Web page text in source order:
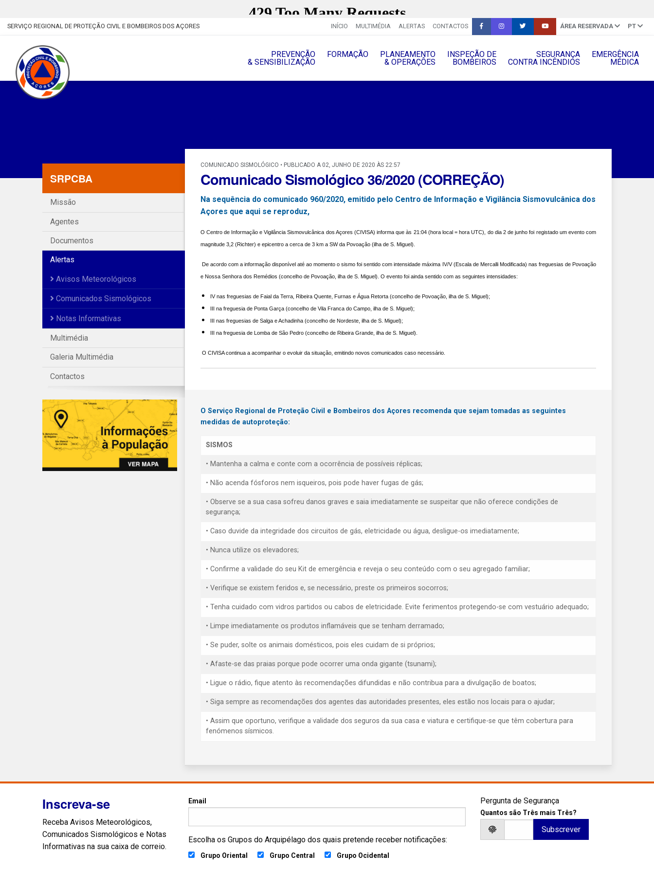
SERVIÇO REGIONAL DE PROTEÇÃO CIVIL E BOMBEIROS DOS AÇORES INÍCIO MULTIMÉDIA ALERTAS CONTACTOS ÁREA RESERVADA PT
PREVENÇÃO
& SENSIBILIZAÇÃO
FORMAÇÃO
PLANEAMENTO
& OPERAÇÔES
INSPEÇÃO DE
BOMBEIROS
SEGURANÇA
CONTRA INCÊNDIOS
EMERGÊNCIA
MÉDICA
SRPCBA
Missão
Agentes
Documentos
Alertas
Avisos Meteorológicos
Comunicados Sismológicos
Notas Informativas
Multimédia
Galeria Multimédia
Contactos
COMUNICADO SISMOLÓGICO • PUBLICADO A 02, JUNHO DE 2020 ÀS 22:57
Comunicado Sismológico 36/2020 (CORREÇÃO)
Na sequência do comunicado 960/2020, emitido pelo Centro de Informação e Vigilância Sismovulcânica dos
Açores que aqui se reproduz,
O Centro de Informação e Vigilância Sismovulcânica dos Açores (CIVISA) informa que às 21:04 (hora local = hora UTC), do dia 2 de junho foi registado um evento com
magnitude 3,2 (Richter) e epicentro a cerca de 3 km a SW da Povoação (ilha de S. Miguel).
De acordo com a informação disponível até ao momento o sismo foi sentido com intensidade máxima IV/V (Escala de Mercalli Modificada) nas freguesias de Povoação
e Nossa Senhora dos Remédios (concelho de Povoação, ilha de S. Miguel). O evento foi ainda sentido com as seguintes intensidades:
IV nas freguesias de Faial da Terra, Ribeira Quente, Furnas e Água Retorta (concelho de Povoação, ilha de S. Miguel);
III na freguesia de Ponta Garça (concelho de Vila Franca do Campo, ilha de S. Miguel);
III nas freguesias de Salga e Achadinha (concelho de Nordeste, ilha de S. Miguel);
III na freguesia de Lomba de São Pedro (concelho de Ribeira Grande, ilha de S. Miguel).
O CIVISA continua a acompanhar o evoluir da situação, emitindo novos comunicados caso necessário.
O Serviço Regional de Proteção Civil e Bombeiros dos Açores recomenda que sejam tomadas as seguintes
medidas de autoproteção:
SISMOS
• Mantenha a calma e conte com a ocorrência de possíveis réplicas;
• Não acenda fósforos nem isqueiros, pois pode haver fugas de gás;
• Observe se a sua casa sofreu danos graves e saia imediatamente se suspeitar que não oferece condições de
segurança;
• Caso duvide da integridade dos circuitos de gás, eletricidade ou água, desligue-os imediatamente;
• Nunca utilize os elevadores;
• Confirme a validade do seu Kit de emergência e reveja o seu conteúdo com o seu agregado familiar;
• Verifique se existem feridos e, se necessário, preste os primeiros socorros;
• Tenha cuidado com vidros partidos ou cabos de eletricidade. Evite ferimentos protegendo-se com vestuário adequado;
• Limpe imediatamente os produtos inflamáveis que se tenham derramado;
• Se puder, solte os animais domésticos, pois eles cuidam de si próprios;
• Afaste-se das praias porque pode ocorrer uma onda gigante (tsunami);
• Ligue o rádio, fique atento às recomendações difundidas e não contribua para a divulgação de boatos;
• Siga sempre as recomendações dos agentes das autoridades presentes, eles estão nos locais para o ajudar;
• Assim que oportuno, verifique a validade dos seguros da sua casa e viatura e certifique-se que têm cobertura para
fenómenos sísmicos.
Inscreva-se
Receba Avisos Meteorológicos,
Comunicados Sismológicos e Notas
Informativas na sua caixa de correio.
Email
Escolha os Grupos do Arquipélago dos quais pretende receber notificações:
Grupo Oriental Grupo Central Grupo Ocidental
Pergunta de Segurança
Quantos são Três mais Três?